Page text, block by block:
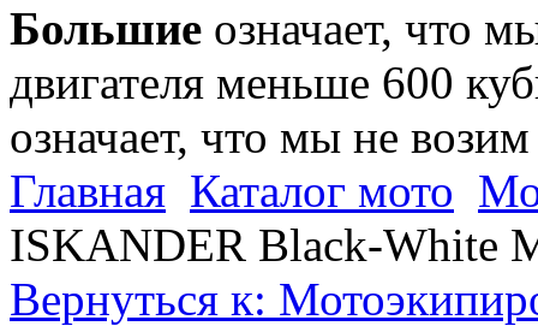
Большие означает, что
двигателя меньше 600
означает, что мы не
Главная Каталог мото
ISKANDER Black-White
Вернуться к: